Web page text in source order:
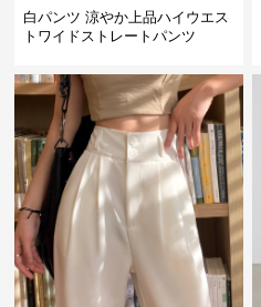
白パンツ 涼やか上品ハイウエス
トワイドストレートパンツ